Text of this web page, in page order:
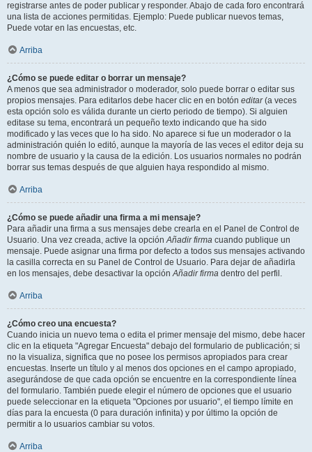
registrarse antes de poder publicar y responder. Abajo de cada foro encontrará
una lista de acciones permitidas. Ejemplo: Puede publicar nuevos temas,
Puede votar en las encuestas, etc.
Arriba
¿Cómo se puede editar o borrar un mensaje?
A menos que sea administrador o moderador, solo puede borrar o editar sus
propios mensajes. Para editarlos debe hacer clic en en botón editar(a veces
esta opción solo es válida durante un cierto periodo de tiempo). Si alguien
editase su tema, encontrará un pequeño texto indicando que ha sido
modificado y las veces que lo ha sido. No aparece si fue un moderador o la
administración quién lo editó, aunque la mayoría de las veces el editor deja su
nombre de usuario y la causa de la edición. Los usuarios normales no podrán
borrar sus temas después de que alguien haya respondido al mismo.
Arriba
¿Cómo se puede añadir una firma a mi mensaje?
Para añadir una firma a sus mensajes debe crearla en el Panel de Control de
Usuario. Una vez creada, active la opciónAñadir firma cuando publique un
mensaje. Puede asignar una firma por defecto a todos sus mensajes activando
la casilla correcta en su Panel de Control de Usuario. Para dejar de añadirla
en los mensajes, debe desactivar la opciónAñadir firma dentro del perfil.
Arriba
¿Cómo creo una encuesta?
Cuando inicia un nuevo tema o edita el primer mensaje del mismo, debe hacer
clic en la etiqueta "Agregar Encuesta" debajo del formulario de publicación; si
no la visualiza, significa que no posee los permisos apropiados para crear
encuestas. Inserte un título y al menos dos opciones en el campo apropiado,
asegurándose de que cada opción se encuentre en la correspondiente línea
del formulario. También puede elegir el número de opciones que el usuario
puede seleccionar en la etiqueta "Opciones por usuario", el tiempo límite en
días para la encuesta (0 para duración infinita) y por último la opción de
permitir a lo usuarios cambiar su votos.
Arriba